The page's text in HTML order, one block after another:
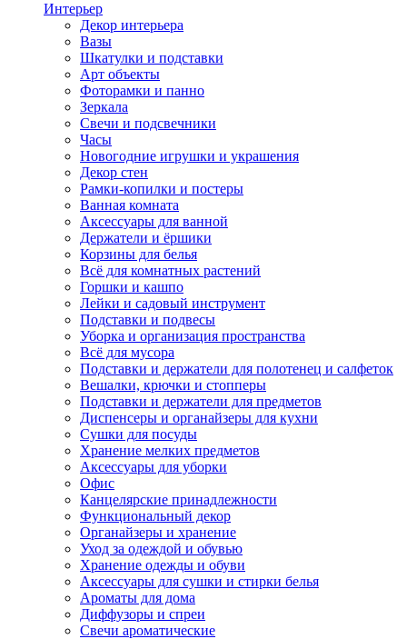
Интерьер
Декор интерьера
Вазы
Шкатулки и подставки
Арт объекты
Фоторамки и панно
Зеркала
Свечи и подсвечники
Часы
Новогодние игрушки и украшения
Декор стен
Рамки-копилки и постеры
Ванная комната
Аксессуары для ванной
Держатели и ёршики
Корзины для белья
Всё для комнатных растений
Горшки и кашпо
Лейки и садовый инструмент
Подставки и подвесы
Уборка и организация пространства
Всё для мусора
Подставки и держатели для полотенец и салфеток
Вешалки, крючки и стопперы
Подставки и держатели для предметов
Диспенсеры и органайзеры для кухни
Сушки для посуды
Хранение мелких предметов
Аксессуары для уборки
Офис
Канцелярские принадлежности
Функциональный декор
Органайзеры и хранение
Уход за одеждой и обувью
Хранение одежды и обуви
Аксессуары для сушки и стирки белья
Ароматы для дома
Диффузоры и спреи
Свечи ароматические